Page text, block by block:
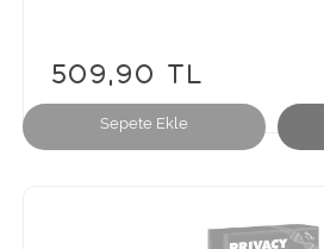
Sepete Ekle
509,90 TL